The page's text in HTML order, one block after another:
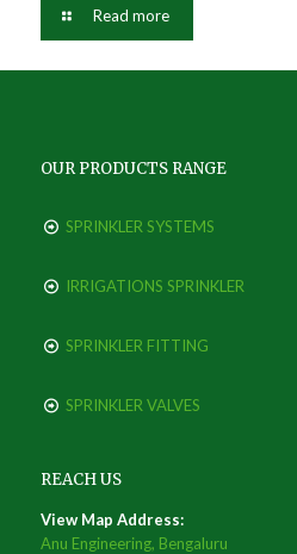
Read more
OUR PRODUCTS RANGE
SPRINKLER SYSTEMS
IRRIGATIONS SPRINKLER
SPRINKLER FITTING
SPRINKLER VALVES
REACH US
View Map Address:
Anu Engineering, Bengaluru